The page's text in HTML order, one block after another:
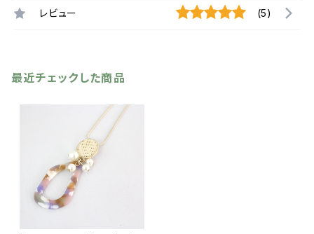
レビュー (5)
最近チェックした商品